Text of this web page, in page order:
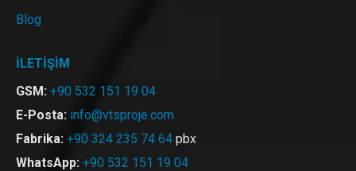
Blog
İLETİŞİM
GSM: +90 532 151 19 04
E-Posta: info@vtsproje.com
Fabrika: +90 324 235 74 64 pbx
WhatsApp: +90 532 151 19 04